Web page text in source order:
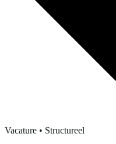
Vacature • Structureel